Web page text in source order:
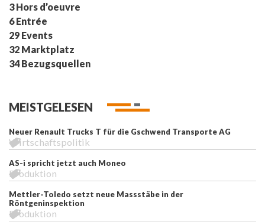
3 Hors d’oeuvre
6 Entrée
29 Events
32 Marktplatz
34 Bezugsquellen
MEISTGELESEN
Neuer Renault Trucks T für die Gschwend Transporte AG
Wirtschaftspolitik
AS-i spricht jetzt auch Moneo
Produktion
Mettler-Toledo setzt neue Massstäbe in der
Röntgeninspektion
Produktion